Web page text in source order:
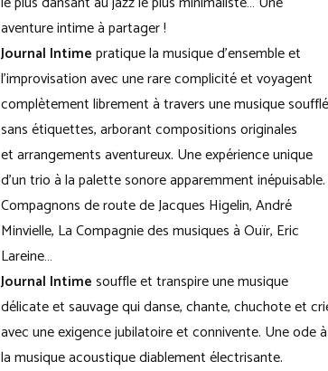
aventure intime à partager !
Journal Intimepratique la musique d’ensemble et
l’improvisation avec une rare complicité et voyagent
complètement librement à travers une musique
sans étiquettes, arborant compositions originales
et arrangements aventureux. Une expérience unique
d’un trio à la palette sonore apparemment inépuisable.
Compagnons de route de Jacques Higelin, André
Minvielle, La Compagnie des musiques à Ouïr, Eric
Lareine…
Journal Intimesouffle et transpire une musique
délicate et sauvage qui danse, chante, chuchote et
avec une exigence jubilatoire et connivente. Une ode à
la musique acoustique diablement électrisante.